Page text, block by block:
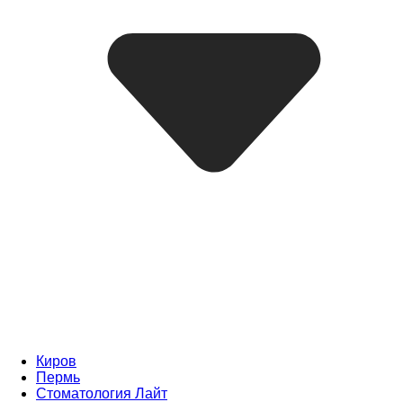
Киров
Пермь
Стоматология Лайт